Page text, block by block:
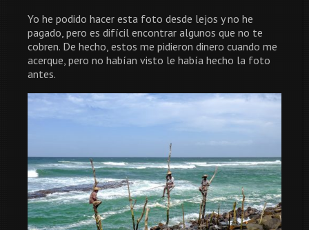
Yo he podido hacer esta foto desde lejos y no he
pagado, pero es difícil encontrar algunos que no te
cobren. De hecho, estos me pidieron dinero cuando me
acerque, pero no habían visto le había hecho la foto
antes.